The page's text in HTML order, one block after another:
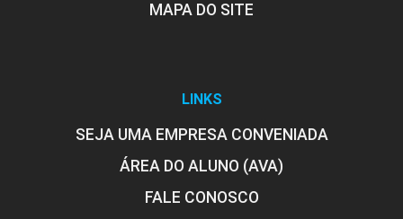
10h
Fisioterapia Dermatofuncional Avançada
Fisioterapia Dermatofuncional nas
MAPA DO SITE
LINKS
SEJA UMA EMPRESA CONVENIADA
ÁREA DO ALUNO (AVA)
FALE CONOSCO